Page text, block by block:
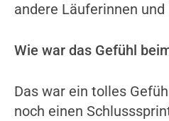
andere Läuferinnen und
Wie war das Gefühl
Das war ein tolles
noch einen